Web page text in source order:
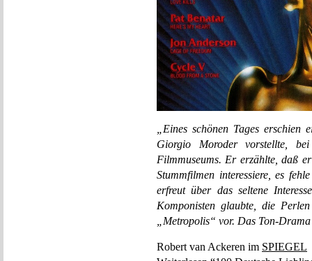
„Eines schönen Tages
Giorgio Moroder vorstellte,
Filmmuseums. Er erzählte, daß
Stummfilmen interessiere, es
erfreut über das seltene
Komponisten glaubte, die
„Metropolis“ vor. Das Ton-
Robert van Ackeren im SPIEGEL